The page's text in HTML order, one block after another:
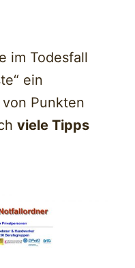
im Todesfall
ein
Punkten
viele Tipps